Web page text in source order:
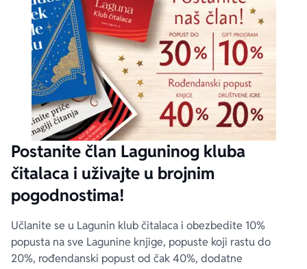
Postanite član Laguninog kluba
čitalaca i uživajte u brojnim
pogodnostima!
Učlanite se u Lagunin klub čitalaca i obezbedite 10%
popusta na sve Lagunine knjige, popuste koji rastu do
20%, rođendanski popust od čak 40%, dodatne